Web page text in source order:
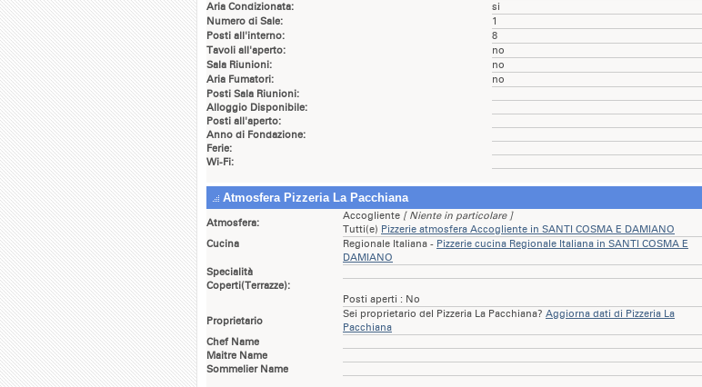
Aria Condizionata:
si
Numero di Sale:
1
Posti all'interno:
8
Tavoli all'aperto:
no
Sala Riunioni:
no
Aria Fumatori:
no
Posti Sala Riunioni:
Alloggio Disponibile:
Posti all'aperto:
Anno di Fondazione:
Ferie:
Wi-Fi:
Atmosfera Pizzeria La Pacchiana
Atmosfera:
Accogliente [ Niente in particolare ]
Tutti(e) Pizzerie atmosfera Accogliente in SANTI COSMA E DAMIANO
Cucina
Regionale Italiana - Pizzerie cucina Regionale Italiana in SANTI COSMA E
DAMIANO
Specialità
Coperti(Terrazze):
Posti aperti : No
Proprietario
Sei proprietario del Pizzeria La Pacchiana? Aggiorna dati di Pizzeria La
Pacchiana
Chef Name
Maitre Name
Sommelier Name